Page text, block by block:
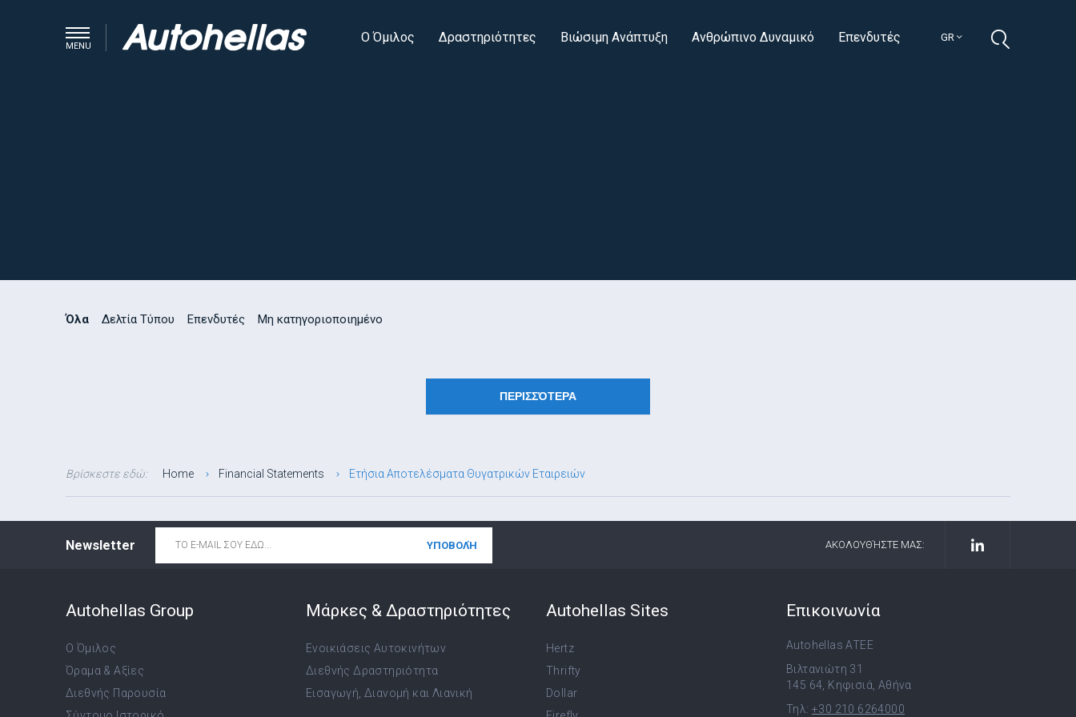
MENU
GR
Ο Όμιλος Δραστηριότητες Βιώσιμη Ανάπτυξη Ανθρώπινο Δυναμικό Επενδυτές
Όλα Δελτία Τύπου Επενδυτές Μη κατηγοριοποιημένο
ΠΕΡΙΣΣΌΤΕΡΑ
Βρίσκεστε εδώ: Home Financial Statements Ετήσια Αποτελέσματα Θυγατρικών Εταιρειών
Newsletter
ΑΚΟΛΟΥΘΉΣΤΕ ΜΑΣ:
Autohellas Group
Ο Όμιλος
Όραμα & Αξίες
Διεθνής Παρουσία
Μάρκες & Δραστηριότητες
Ενοικιάσεις Αυτοκινήτων
Διεθνής Δραστηριότητα
Εισαγωγή, Διανομή και Λιανική
Autohellas Sites
Hertz
Thrifty
Dollar
Επικοινωνία
Autohellas ATEE
Βιλτανιώτη 31
145 64, Κηφισιά, Αθήνα
Τηλ: +30 210 6264000